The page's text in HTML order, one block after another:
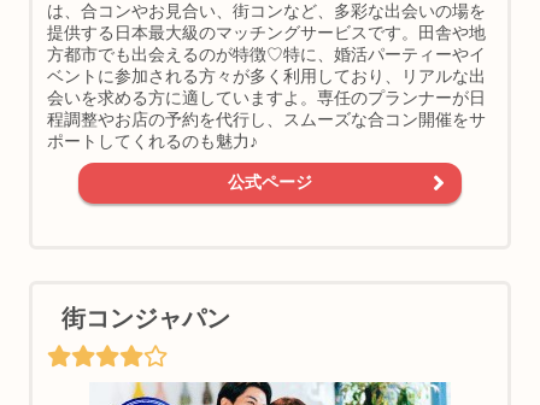
は、合コンやお見合い、街コンなど、多彩な出会いの場を
提供する日本最大級のマッチングサービスです。田舎や地
方都市でも出会えるのが特徴♡特に、婚活パーティーやイ
ベントに参加される方々が多く利用しており、リアルな出
会いを求める方に適していますよ。専任のプランナーが日
程調整やお店の予約を代行し、スムーズな合コン開催をサ
ポートしてくれるのも魅力♪
公式ページ
街コンジャパン